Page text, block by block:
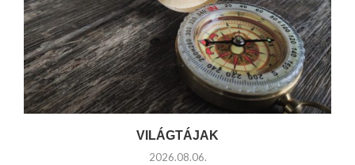
VILÁGTÁJAK
2026.08.06.